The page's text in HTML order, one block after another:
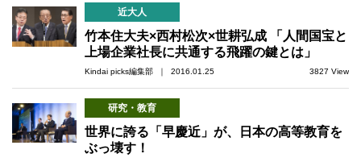
近大人
竹本住大夫×西村松次×世耕弘成 「人間国宝と
上場企業社長に共通する飛躍の鍵とは」
Kindai picks編集部 ｜ 2016.01.25 3827 View
研究・教育
世界に誇る「早慶近」が、日本の高等教育を
ぶっ壊す！